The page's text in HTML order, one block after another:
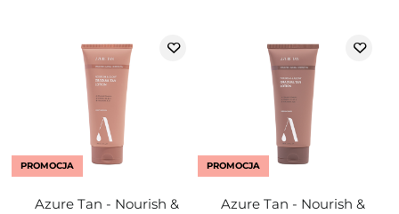
PROMOCJA
Azure Tan - Nourish &
PROMOCJA
Azure Tan - Nourish &